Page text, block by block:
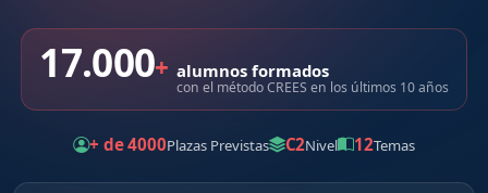
17.000+ alumnos formados
con el método CREES en los últimos 10 años
+ de 4000Plazas Previstas C2Nivel 12Temas